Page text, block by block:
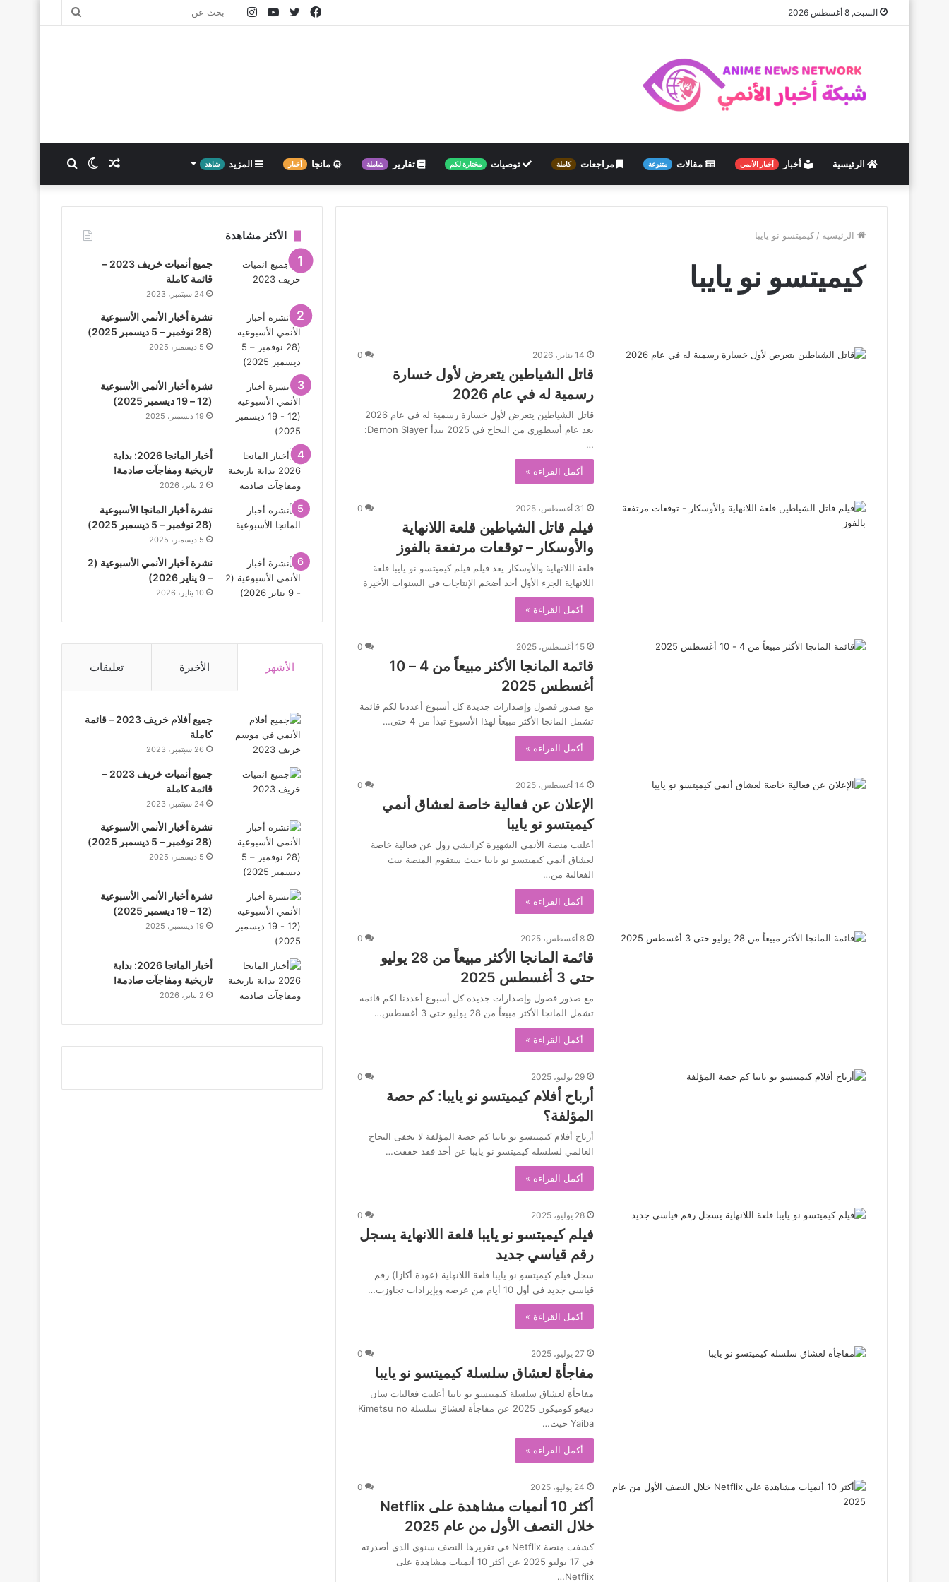
السبت, 8 أغسطس 2026 انستقرام يوتيوب تويتر
فيسبوك
الرئيسية أخبار أخبار الأنمي مقالات متنوعة مراجعات كاملة توصيات مختارة لكم تقارير شاملة مانجا أخبار المزيد شاهد
عن
الوضع
المظلم
مقال
عشوائي
الرئيسية / كيميتسو نو يايبا
كيميتسو نو يايبا
14 يناير، 2026 0
قاتل الشياطين يتعرض لأول خسارة
رسمية له في عام 2026
قاتل الشياطين يتعرض لأول خسارة رسمية له في عام 2026
بعد عام أسطوري من النجاح في 2025 يبدأ Demon Slayer:
…
أكمل القراءة »
31 أغسطس، 2025 0
فيلم قاتل الشياطين قلعة اللانهاية
والأوسكار – توقعات مرتفعة بالفوز
قلعة اللانهاية والأوسكار يعد فيلم فيلم كيميتسو نو يايبا قلعة
اللانهاية الجزء الأول أحد أضخم الإنتاجات في السنوات الأخيرة
أكمل القراءة »
15 أغسطس، 2025 0
قائمة المانجا الأكثر مبيعاً من 4 – 10
أغسطس 2025
مع صدور فصول وإصدارات جديدة كل أسبوع أعددنا لكم قائمة
تشمل المانجا الأكثر مبيعاً لهذا الأسبوع تبدأ من 4 حتى…
أكمل القراءة »
14 أغسطس، 2025 0
الإعلان عن فعالية خاصة لعشاق أنمي
كيميتسو نو يايبا
أعلنت منصة الأنمي الشهيرة كرانشي رول عن فعالية خاصة
لعشاق أنمي كيميتسو نو يايبا حيث ستقوم المنصة ببث
الفعالية من…
أكمل القراءة »
8 أغسطس، 2025 0
قائمة المانجا الأكثر مبيعاً من 28 يوليو
حتى 3 أغسطس 2025
مع صدور فصول وإصدارات جديدة كل أسبوع أعددنا لكم قائمة
تشمل المانجا الأكثر مبيعاً من 28 يوليو حتى 3 أغسطس…
أكمل القراءة »
29 يوليو، 2025 0
أرباح أفلام كيميتسو نو يايبا: كم حصة
المؤلفة؟
أرباح أفلام كيميتسو نو يايبا كم حصة المؤلفة لا يخفى النجاح
العالمي لسلسلة كيميتسو نو يايبا عن أحد فقد حققت…
أكمل القراءة »
28 يوليو، 2025 0
فيلم كيميتسو نو يايبا قلعة اللانهاية يسجل
رقم قياسي جديد
سجل فيلم كيميتسو نو يايبا قلعة اللانهاية (عودة أكازا) رقم
قياسي جديد في أول 10 أيام من عرضه وبإيرادات تجاوزت…
أكمل القراءة »
27 يوليو، 2025 0
مفاجأة لعشاق سلسلة كيميتسو نو يايبا
مفاجأة لعشاق سلسلة كيميتسو نو يايبا أعلنت فعاليات سان
دييغو كوميكون 2025 عن مفاجأة لعشاق سلسلة Kimetsu no
Yaiba حيث…
أكمل القراءة »
24 يوليو، 2025 0
أكثر 10 أنميات مشاهدة على Netflix
خلال النصف الأول من عام 2025
كشفت منصة Netflix في تقريرها النصف سنوي الذي أصدرته
في 17 يوليو 2025 عن أكثر 10 أنميات مشاهدة على
Netflix…
الأكثر مشاهدة
جميع أنميات خريف 2023 –
قائمة كاملة
24 سبتمبر، 2023
نشرة أخبار الأنمي الأسبوعية
(28 نوفمبر – 5 ديسمبر 2025)
5 ديسمبر، 2025
نشرة أخبار الأنمي الأسبوعية
(12 – 19 ديسمبر 2025)
19 ديسمبر، 2025
أخبار المانجا 2026: بداية
تاريخية ومفاجآت صادمة!
2 يناير، 2026
نشرة أخبار المانجا الأسبوعية
(28 نوفمبر – 5 ديسمبر 2025)
5 ديسمبر، 2025
نشرة أخبار الأنمي الأسبوعية (2
– 9 يناير 2026)
10 يناير، 2026
الأشهر الأخيرة تعليقات
جميع أفلام خريف 2023 – قائمة
كاملة
26 سبتمبر، 2023
جميع أنميات خريف 2023 –
قائمة كاملة
24 سبتمبر، 2023
نشرة أخبار الأنمي الأسبوعية
(28 نوفمبر – 5 ديسمبر 2025)
5 ديسمبر، 2025
نشرة أخبار الأنمي الأسبوعية
(12 – 19 ديسمبر 2025)
19 ديسمبر، 2025
أخبار المانجا 2026: بداية
تاريخية ومفاجآت صادمة!
2 يناير، 2026